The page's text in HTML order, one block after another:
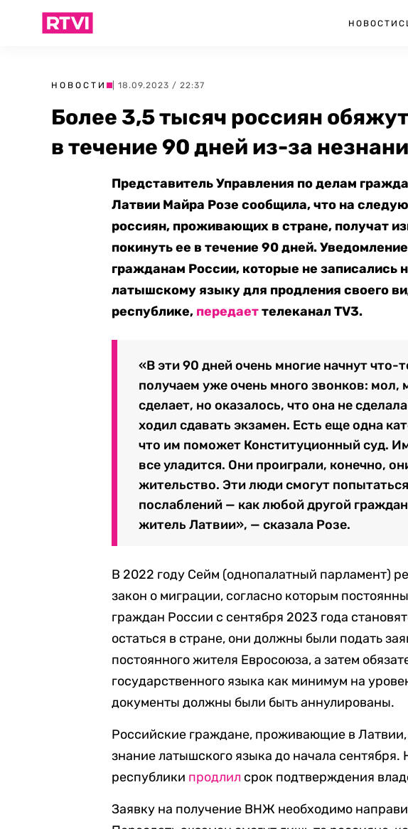
НОВОСТИ
НОВОСТИ | 18.09.2023 / 22:37
Более 3,5 тысяч россиян
в течение 90 дней из-за
Представитель Управления по делам
Латвии Майра Розе сообщила, что на
россиян, проживающих в стране, получат
покинуть ее в течение 90 дней.
гражданам России, которые не записались
латышскому языку для продления своего
республике, передаеттелеканал TV3.
«В эти 90 дней очень многие начнут что-
получаем уже очень много звонков: мол,
сделает, но оказалось, что она не
ходил сдавать экзамен. Есть еще одна
что им поможет Конституционный суд.
все уладится. Они проиграли, конечно,
жительство. Эти люди смогут
послаблений — как любой другой
житель Латвии», — сказала Розе.
В 2022 году Сейм (однопалатный парламент)
закон о миграции, согласно которым
граждан России с сентября 2023 года
остаться в стране, они должны были подать
постоянного жителя Евросоюза, а затем
государственного языка как минимум на
документы должны были быть аннулированы.
Российские граждане, проживающие в
знание латышского языка до начала
республики продлил срок подтверждения
Заявку на получение ВНЖ необходимо